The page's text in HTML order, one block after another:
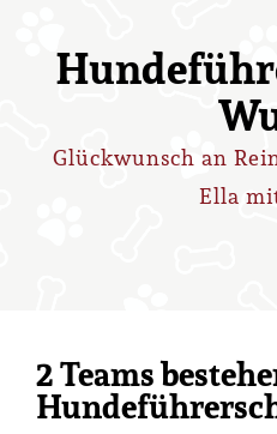
Glückwunsch an
Ella
2 Teams